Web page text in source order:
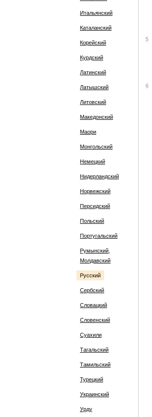
Итальянский
Каталанский
Корейский
Курдский
Латинский
Латышский
Литовский
Македонский
Маори
Монгольский
Немецкий
Нидерландский
Норвежский
Персидский
Польский
Португальский
Румынский,
Молдавский
Русский
Сербский
Словацкий
Словенский
Суахили
Тагальский
Тамильский
Турецкий
Украинский
Урду
5
6